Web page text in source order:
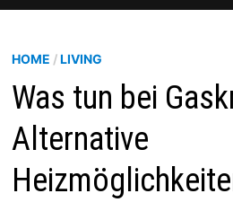
HOME /LIVING
Was tun bei
Alternative